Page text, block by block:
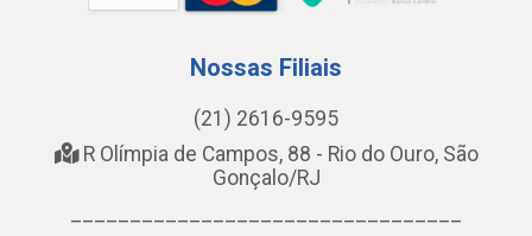
Nossas Filiais
(21) 2616-9595
R Olímpia de Campos, 88 - Rio do Ouro, São
Gonçalo/RJ